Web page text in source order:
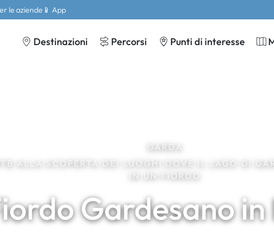
le aziende 📱 App
Destinazioni Percorsi Punti di interesse
GARDA
ALLA SCOPERTA DEI LUOGHI DOVE IL LAGO DI
IN UN FIORDO
Gardesano